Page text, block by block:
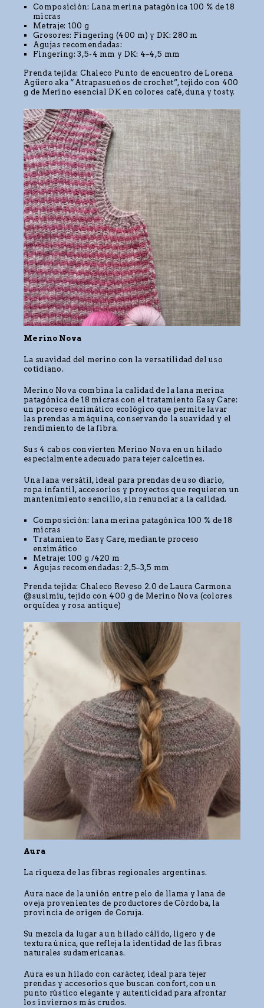
Composición: Lana merina patagónica 100 % de 18
micras
Metraje: 100 g
Grosores: Fingering (400 m) y DK: 280 m
Agujas recomendadas:
Fingering: 3,5-4 mm y DK: 4–4,5 mm
Prenda tejida: Chaleco Punto de encuentro de Lorena
Agüero aka “Atrapasueños de crochet”, tejido con 400
g de Merino esencial DK en colores café, duna y tosty.
Merino Nova
La suavidad del merino con la versatilidad del uso
cotidiano.
Merino Nova combina la calidad de la lana merina
patagónica de 18 micras con el tratamiento Easy Care:
un proceso enzimático ecológico que permite lavar
las prendas a máquina, conservando la suavidad y el
rendimiento de la fibra.
Sus 4 cabos convierten Merino Nova en un hilado
especialmente adecuado para tejer calcetines.
Una lana versátil, ideal para prendas de uso diario,
ropa infantil, accesorios y proyectos que requieren un
mantenimiento sencillo, sin renunciar a la calidad.
Composición: lana merina patagónica 100 % de 18
micras
Tratamiento Easy Care, mediante proceso
enzimático
Metraje: 100 g /420 m
Agujas recomendadas: 2,5–3,5 mm
Prenda tejida: Chaleco Reveso 2.0 de Laura Carmona
@susimiu, tejido con 400 g de Merino Nova (colores
orquídea y rosa antique)
Aura
La riqueza de las fibras regionales argentinas.
Aura nace de la unión entre pelo de llama y lana de
oveja provenientes de productores de Córdoba, la
provincia de origen de Coruja.
Su mezcla da lugar a un hilado cálido, ligero y de
textura única, que refleja la identidad de las fibras
naturales sudamericanas.
Aura es un hilado con carácter, ideal para tejer
prendas y accesorios que buscan confort, con un
punto rústico elegante y autenticidad para afrontar
los inviernos más crudos.